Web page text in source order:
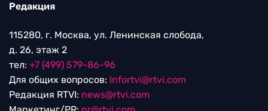
Редакция
115280, г. Москва, ул. Ленинская слобода,
д. 26, этаж 2
тел: +7 (499) 579-86-96
Для общих вопросов: Infortvi@rtvi.com
Редакция RTVI: news@rtvi.com